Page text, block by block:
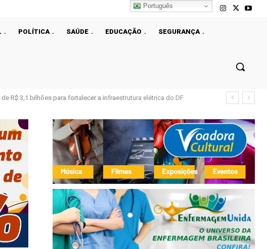
POLÍTICA SAÚDE EDUCAÇÃO
SEGURANÇA
R$ 3,1 bilhões para fortalecer a infraestrutura elétrica do DF
Português